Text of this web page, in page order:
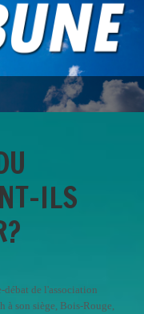
ILS
débat de l'association
à son siège, Bois-Rouge,